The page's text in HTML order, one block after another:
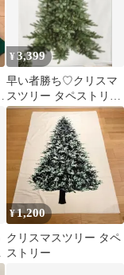
¥3,399
早い者勝ち♡クリスマ
スツリー タペストリー
大判150ｘ100cm
¥1,200
クリスマスツリー タペ
ストリー